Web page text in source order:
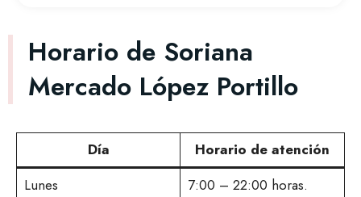
Horario de Soriana
Mercado López Portillo
Día
Horario de atención
Lunes
7:00 – 22:00 horas.